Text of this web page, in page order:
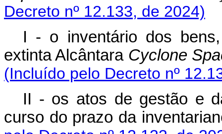
Decreto nº 12.133, de 2024)
I - o inventário dos
extinta Alcântara Cyclone
(Incluído pelo Decreto nº
II - os atos de gestão e
curso do prazo da